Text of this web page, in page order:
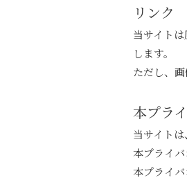
リンク
当サイト
します。
ただし、
本プラ
当サイト
本プライバ
本プライ